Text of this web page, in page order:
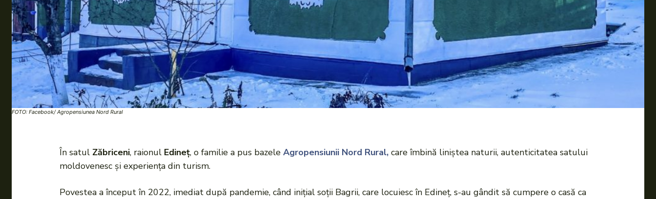
FOTO: Facebook/ Agropensiunea Nord Rural
În satul Zăbriceni, raionul Edineț, o familie a pus bazele Agropensiunii Nord Rural, care îmbină liniștea naturii, autenticitatea satului
moldovenesc și experiența din turism.
Povestea a început în 2022, imediat după pandemie, când inițial soții Bagrii, care locuiesc în Edineț, s-au gândit să cumpere o casă ca